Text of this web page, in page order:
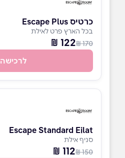
כרטיס Escape Plus
בכל הארץ פרט לאילת
170 ₪
122 ₪
לרכישה
Escape Standard Eilat
סניף אילת
150 ₪
112 ₪